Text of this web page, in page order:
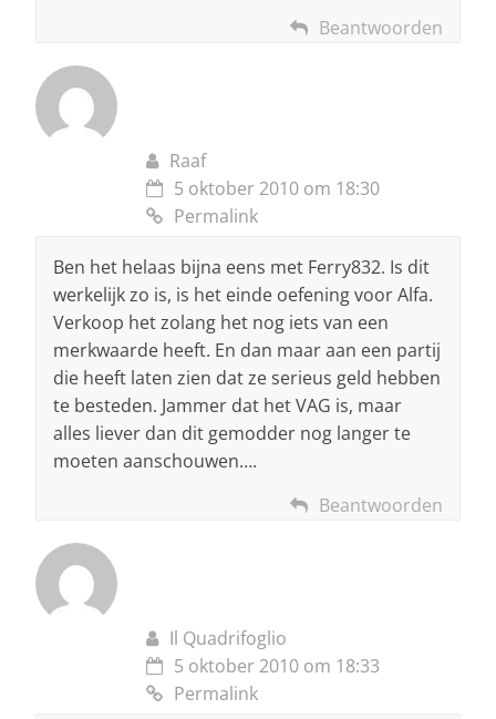
Beantwoorden
Raaf
5 oktober 2010 om 18:30
Permalink
Ben het helaas bijna eens met Ferry832. Is dit
werkelijk zo is, is het einde oefening voor Alfa.
Verkoop het zolang het nog iets van een
merkwaarde heeft. En dan maar aan een partij
die heeft laten zien dat ze serieus geld hebben
te besteden. Jammer dat het VAG is, maar
alles liever dan dit gemodder nog langer te
moeten aanschouwen….
Beantwoorden
Il Quadrifoglio
5 oktober 2010 om 18:33
Permalink